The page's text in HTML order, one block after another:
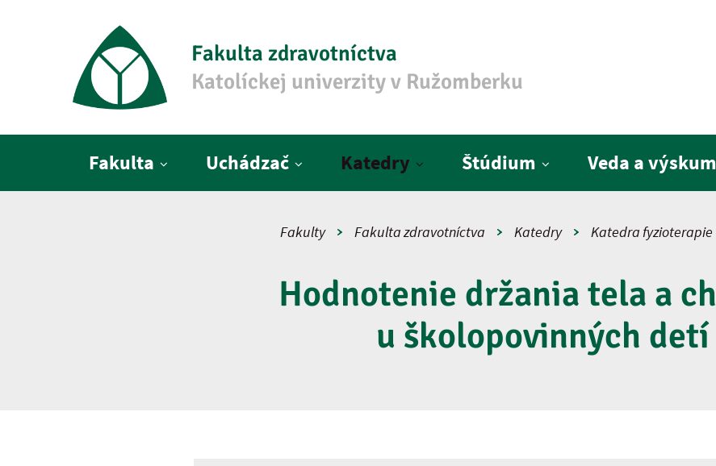
Fakulta zdravotníctva
Katolíckej univerzity v Ružomberku
Fakulta Uchádzač Katedry Štúdium Veda a výskum
Fakulty Fakulta zdravotníctva Katedry Katedra fyzioterapie
Hodnotenie držania tela a
u školopovinných detí